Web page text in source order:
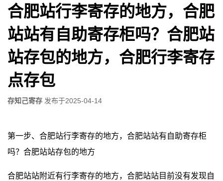
合肥站行李寄存的地方，合肥
站站有自助寄存柜吗？合肥站
站存包的地方，合肥行李寄存
点存包
存知己寄存 发布于2025-04-14
第一步、合肥站行李寄存的地方，合肥站站有自助寄存柜
吗？合肥站站存包的地方
合肥站站附近有行李寄存的地方，合肥站站目前没有发现自